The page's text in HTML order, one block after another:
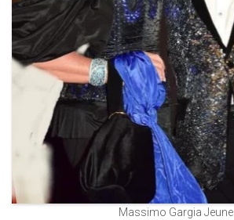
Massimo Gargia Jeune